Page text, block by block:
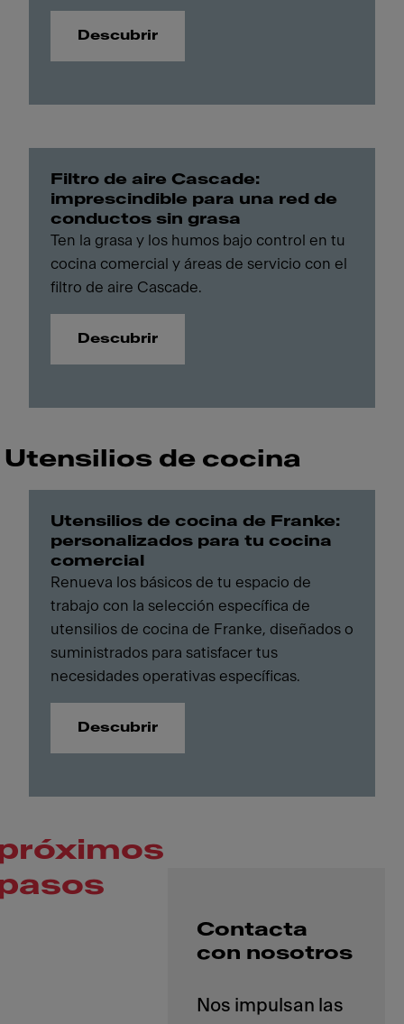
Descubrir
Filtro de aire Cascade:
imprescindible para una red de
conductos sin grasa
Ten la grasa y los humos bajo control en tu
cocina comercial y áreas de servicio con el
filtro de aire Cascade.
Descubrir
Utensilios de cocina
Utensilios de cocina de Franke:
personalizados para tu cocina
comercial
Renueva los básicos de tu espacio de
trabajo con la selección específica de
utensilios de cocina de Franke, diseñados o
suministrados para satisfacer tus
necesidades operativas específicas.
Descubrir
Contacta
con nosotros
Nos impulsan las